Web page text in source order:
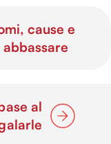
cause e
al